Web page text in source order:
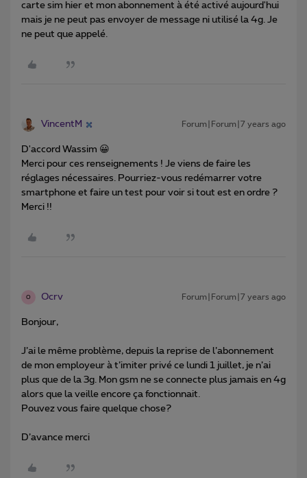
carte sim hier et mon abonnement à été activé aujourd'hui
mais je ne peut pas envoyer de message ni utilisé la 4g. Je
ne peut que appelé.
VincentM Forum|Forum|7 years ago
D'accord Wassim 😀
Merci pour ces renseignements ! Je viens de faire les
réglages nécessaires. Pourriez-vous redémarrer votre
smartphone et faire un test pour voir si tout est en ordre ?
Merci !!
O Ocrv Forum|Forum|7 years ago
Bonjour,
J’ai le même problème, depuis la reprise de l’abonnement
de mon employeur à t’imiter privé ce lundi 1 juillet, je n’ai
plus que de la 3g. Mon gsm ne se connecte plus jamais en 4g
alors que la veille encore ça fonctionnait.
Pouvez vous faire quelque chose?
D’avance merci